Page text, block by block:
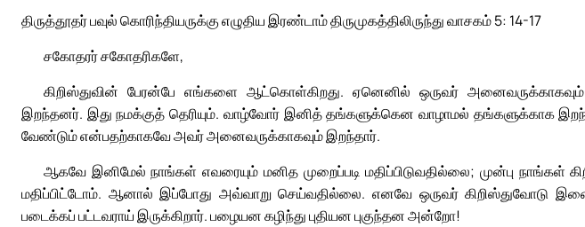
திருத்தூதர் பவுல் கொரிந்தியருக்கு எழுதிய இரண்டாம் திருமுகத்திலிருந்து வாசகம் 5: 14-17
சகோதரர் சகோதரிகளே,
கிறிஸ்துவின் பேரன்பே எங்களை ஆட்கொள்கிறது. ஏனெனில் ஒருவர்
இறந்தனர். இது நமக்குத் தெரியும். வாழ்வோர் இனித் தங்களுக்கென வாழாமல் தங்களுக்காக
வேண்டும் என்பதற்காகவே அவர் அனைவருக்காகவும் இறந்தார்.
ஆகவே இனிமேல் நாங்கள் எவரையும் மனித முறைப்படி மதிப்பிடுவதில்லை; முன்பு நாங்கள்
மதிப்பிட்டோம். ஆனால் இப்போது அவ்வாறு செய்வதில்லை. எனவே ஒருவர் கிறிஸ்துவோடு
படைக்கப் பட்டவராய் இருக்கிறார். பழையன கழிந்து புதியன புகுந்தன அன்றோ!